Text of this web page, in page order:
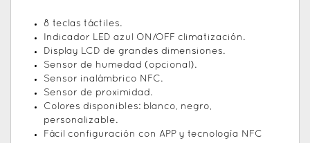
8 teclas táctiles.
Indicador LED azul ON/OFF climatización.
Display LCD de grandes dimensiones.
Sensor de humedad (opcional).
Sensor inalámbrico NFC.
Sensor de proximidad.
Colores disponibles: blanco, negro,
personalizable.
Fácil configuración con APP y tecnología NFC